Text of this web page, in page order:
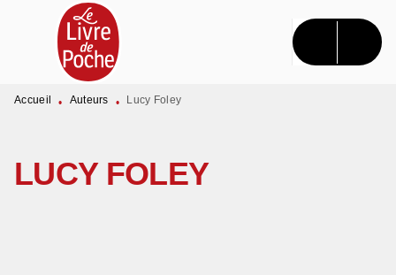
MENU RECHERCHE CONTENU
PIED DE PAGE
Accueil • Auteurs • Lucy Foley
LUCY FOLEY